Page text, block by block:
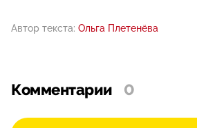
Автор текста: Ольга Плетенёва
Комментарии 0